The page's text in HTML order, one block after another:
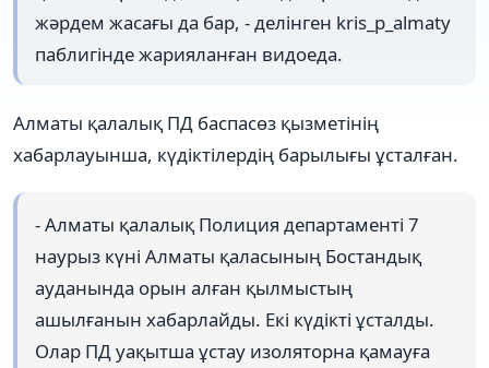
жәрдем жасағы да бар, - делінген kris_p_almaty
паблигінде жарияланған видоеда.
Алматы қалалық ПД баспасөз қызметінің
хабарлауынша, күдіктілердің барылығы ұсталған.
- Алматы қалалық Полиция департаменті 7
наурыз күні Алматы қаласының Бостандық
ауданында орын алған қылмыстың
ашылғанын хабарлайды. Екі күдікті ұсталды.
Олар ПД уақытша ұстау изоляторна қамауға